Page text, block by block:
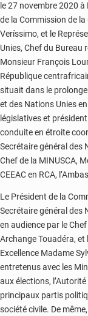
le 27 novembre 2020
de la Commission de la
Veríssimo, et le
Unies, Chef du Bureau
Monsieur François
République
situait dans le
et des Nations Unies
législatives et
conduite en étroite
Secrétaire général des
Chef de la MINUSCA,
CEEAC en RCA,
Le Président de la
Secrétaire général des
en audience par le
Archange Touadéra,
Excellence Madame
entretenus avec les
aux élections,
principaux partis
société civile. De